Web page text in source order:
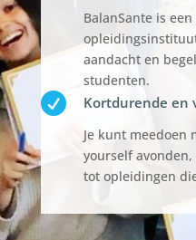
BalanSante is
aandacht en
studenten.
 Kortdurende en
Je kunt meedoen
yourself
tot opleidingen